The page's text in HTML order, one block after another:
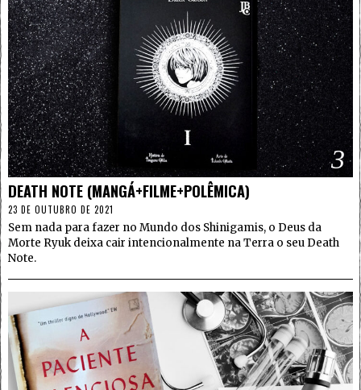
3
DEATH NOTE (MANGÁ+FILME+POLÊMICA)
23 DE OUTUBRO DE 2021
Sem nada para fazer no Mundo dos Shinigamis, o Deus da
Morte Ryuk deixa cair intencionalmente na Terra o seu Death
Note.